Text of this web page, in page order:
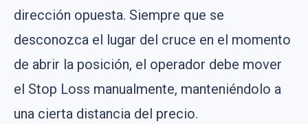
dirección opuesta. Siempre que se
desconozca el lugar del cruce en el momento
de abrir la posición, el operador debe mover
el Stop Loss manualmente, manteniéndolo a
una cierta distancia del precio.